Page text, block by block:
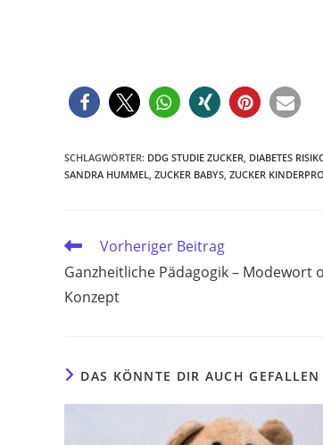
SCHLAGWÖRTER: DDG STUDIE ZUCKER DIABETES
SANDRA HUMMEL ZUCKER BABYS ZUCKER
Weitere
ansehen
Vorheriger Beitrag
Ganzheitliche Pädagogik – Modewort
Konzept
DAS KÖNNTE DIR AUCH GEFALLEN